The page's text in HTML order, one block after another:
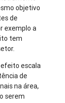
objetivo
de
exemplo a
tem
escala
de
na área,
serem